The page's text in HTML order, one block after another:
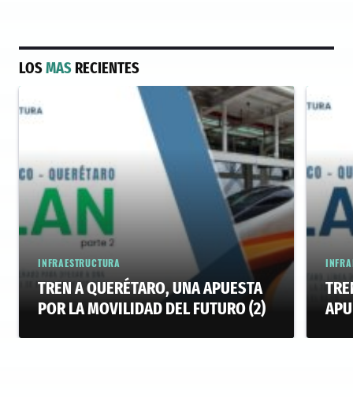
LOSMAS RECIENTES
INFRAESTRUCTURA
TREN A QUERÉTARO, UNA APUESTA
POR LA MOVILIDAD DEL FUTURO (2)